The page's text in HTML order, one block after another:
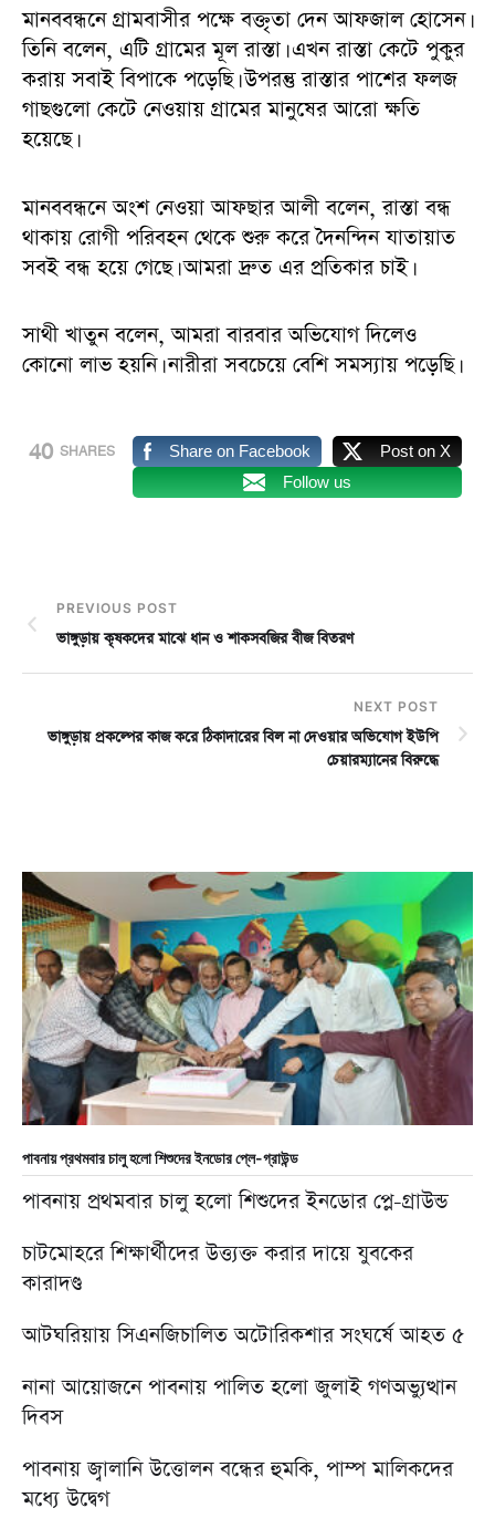
মানববন্ধনে গ্রামবাসীর পক্ষে বক্তৃতা দেন আফজাল হোসেন।
তিনি বলেন, এটি গ্রামের মূল রাস্তা। এখন রাস্তা কেটে পুকুর
করায় সবাই বিপাকে পড়েছি। উপরন্তু রাস্তার পাশের ফলজ
গাছগুলো কেটে নেওয়ায় গ্রামের মানুষের আরো ক্ষতি
হয়েছে।
মানববন্ধনে অংশ নেওয়া আফছার আলী বলেন, রাস্তা বন্ধ
থাকায় রোগী পরিবহন থেকে শুরু করে দৈনন্দিন যাতায়াত
সবই বন্ধ হয়ে গেছে। আমরা দ্রুত এর প্রতিকার চাই।
সাথী খাতুন বলেন, আমরা বারবার অভিযোগ দিলেও
কোনো লাভ হয়নি। নারীরা সবচেয়ে বেশি সমস্যায় পড়েছি।
40 SHARES Share on Facebook
Post on X
Follow us
PREVIOUS POST
ভাঙ্গুড়ায় কৃষকদের মাঝে ধান ও শাকসবজির বীজ বিতরণ
NEXT POST
ভাঙ্গুড়ায় প্রকল্পের কাজ করে ঠিকাদারের বিল না দেওয়ার অভিযোগ ইউপি
চেয়ারম্যানের বিরুদ্ধে
পাবনায় প্রথমবার চালু হলো শিশুদের ইনডোর প্লে-গ্রাউন্ড
পাবনায় প্রথমবার চালু হলো শিশুদের ইনডোর প্লে-গ্রাউন্ড
চাটমোহরে শিক্ষার্থীদের উত্ত্যক্ত করার দায়ে যুবকের
কারাদণ্ড
আটঘরিয়ায় সিএনজিচালিত অটোরিকশার সংঘর্ষে আহত ৫
নানা আয়োজনে পাবনায় পালিত হলো জুলাই গণঅভ্যুত্থান
দিবস
পাবনায় জ্বালানি উত্তোলন বন্ধের হুমকি, পাম্প মালিকদের
মধ্যে উদ্বেগ